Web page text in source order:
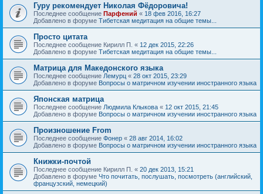
Гуру рекомендует Николая Фёдоровича!
Последнее сообщение Парфений « 18 фев 2016, 16:27
Добавлено в форуме Тибетская медитация на общие темы...
Просто цитата
Последнее сообщение Кирилл П. « 12 дек 2015, 22:26
Добавлено в форуме Тибетская медитация на общие темы...
Матрица для Македонского языка
Последнее сообщение Лемурц « 28 окт 2015, 23:29
Добавлено в форуме Вопросы о матричном изучении иностранного языка
Японская матрица
Последнее сообщение Людмила Клыкова « 12 окт 2015, 21:45
Добавлено в форуме Вопросы о матричном изучении иностранного языка
Произношение From
Последнее сообщение Фонер « 28 авг 2014, 16:02
Добавлено в форуме Вопросы о матричном изучении иностранного языка
Книжки-почтой
Последнее сообщение Кирилл П. « 20 дек 2013, 15:21
Добавлено в форуме Что почитать, послушать, посмотреть (английский,
французский, немецкий)